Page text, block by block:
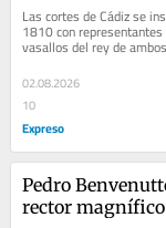
Las cortes de Cádiz se
1810 con
vasallos del rey de ambos
hemisferios. El conde de
(1786-1843) en su...
02.08.2026
10
Expreso
Pedro
rector magnífico